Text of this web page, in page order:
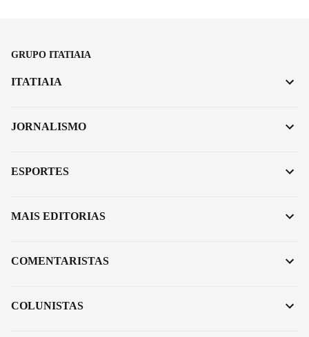
GRUPO ITATIAIA
ITATIAIA
JORNALISMO
ESPORTES
MAIS EDITORIAS
COMENTARISTAS
COLUNISTAS